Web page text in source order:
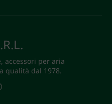
accessori per aria
qualità dal 1978.